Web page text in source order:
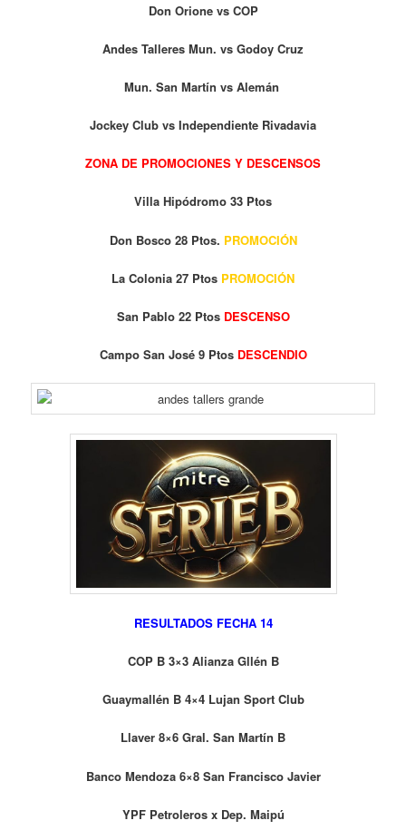
Don Orione vs COP
Andes Talleres Mun. vs Godoy Cruz
Mun. San Martín vs Alemán
Jockey Club vs Independiente Rivadavia
ZONA DE PROMOCIONES Y DESCENSOS
Villa Hipódromo 33 Ptos
Don Bosco 28 Ptos. PROMOCIÓN
La Colonia 27 Ptos PROMOCIÓN
San Pablo 22 Ptos DESCENSO
Campo San José 9 Ptos DESCENDIO
RESULTADOS FECHA 14
COP B 3×3 Alianza Gllén B
Guaymallén B 4×4 Lujan Sport Club
Llaver 8×6 Gral. San Martín B
Banco Mendoza 6×8 San Francisco Javier
YPF Petroleros x Dep. Maipú